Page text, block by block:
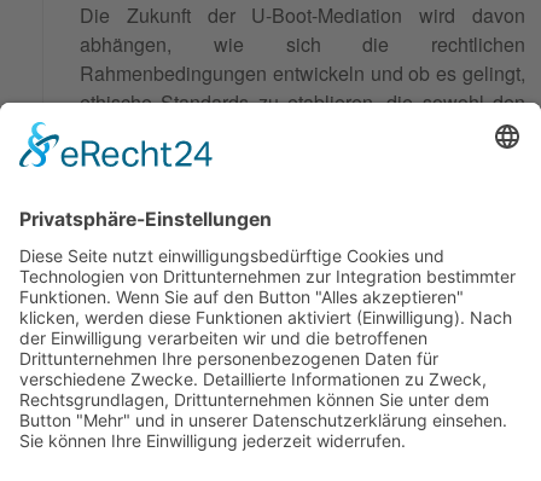
Die Zukunft der U-Boot-Mediation wird davon
abhängen, wie sich die rechtlichen
Rahmenbedingungen entwickeln und ob es gelingt,
ethische Standards zu etablieren, die sowohl den
Anforderungen der Konfliktlösung als auch den
Grundsätzen der Mediation gerecht werden. In
Spektrum der alternativen
Streitbeilegungsverfahren, das bei sachgerechter
Anwendung zurLösungkomplexer Konflikte
beitragen kann.
© 2026 Frank Hartung Ihr Mediator bei Konflikten in Familie,